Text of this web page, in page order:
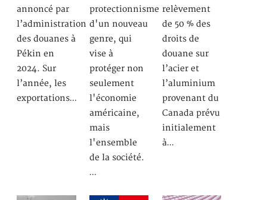
annoncé par
l’administration
des douanes à
Pékin en
2024. Sur
l’année, les
exportations…
protectionnisme
d'un nouveau
genre, qui
vise à
protéger non
seulement
l'économie
américaine,
mais
l'ensemble
de la société.
…
relèvement
de 50 % des
droits de
douane sur
l’acier et
l’aluminium
provenant du
Canada prévu
initialement
à…